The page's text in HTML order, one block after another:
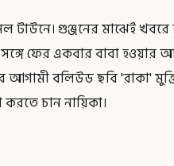
টাউনে। গুঞ্জনের মাঝেই
ফের একবার বাবা
বলিউড ছবি 'রাকা'
করতে চান নায়িকা।